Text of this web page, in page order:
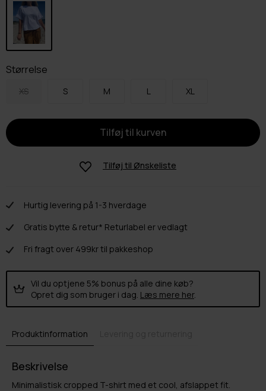
Størrelse
XS S M L XL
Tilføj til Ønskeliste
Hurtig levering på 1-3 hverdage
Gratis bytte & retur* Returlabel er vedlagt
Fri fragt over 499kr til pakkeshop
Vil du optjene 5% bonus på alle dine køb?
Opret dig som bruger i dag. Læs mere her.
Produktinformation
Beskrivelse
Minimalistisk cropped T-shirt med et cool, afslappet fit.